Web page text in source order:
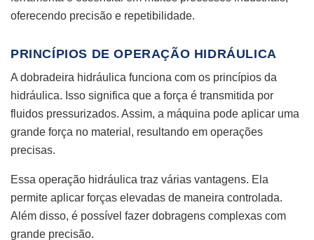
oferecendo precisão e repetibilidade.
PRINCÍPIOS DE OPERAÇÃO HIDRÁULICA
A dobradeira hidráulica funciona com os princípios da
hidráulica. Isso significa que a força é transmitida por
fluidos pressurizados. Assim, a máquina pode aplicar uma
grande força no material, resultando em operações
precisas.
Essa operação hidráulica traz várias vantagens. Ela
permite aplicar forças elevadas de maneira controlada.
Além disso, é possível fazer dobragens complexas com
grande precisão.